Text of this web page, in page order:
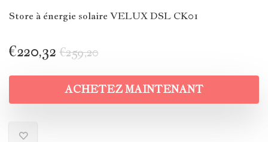
Store à énergie solaire VELUX DSL CK01
€259,20
€220,32
ACHETEZ MAINTENANT